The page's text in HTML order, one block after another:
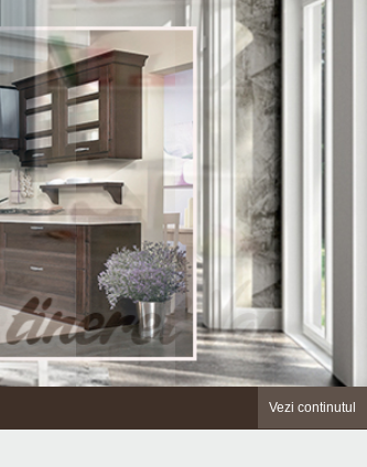
Vezi continutul